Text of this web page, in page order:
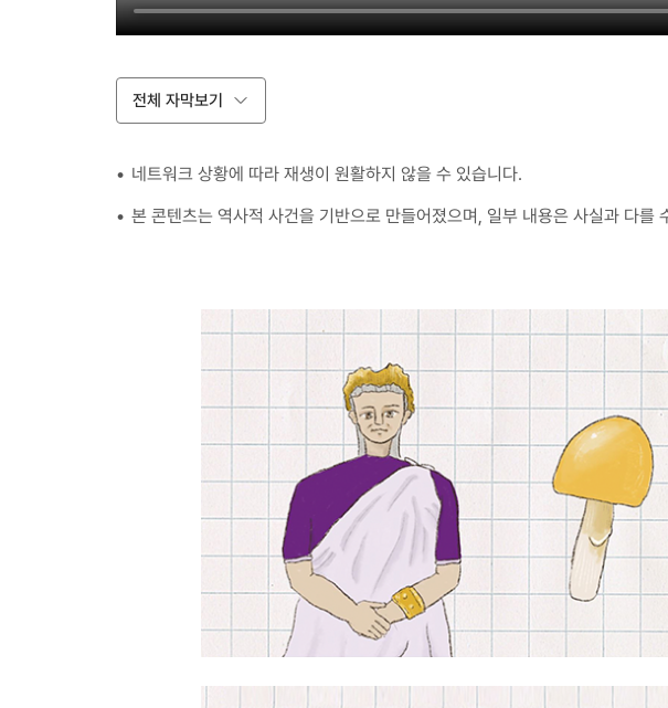
전체 자막보기
네트워크 상황에 따라 재생이 원활하지 않을 수 있습니다.
본 콘텐츠는 역사적 사건을 기반으로 만들어졌으며, 일부 내용은 사실과 다를